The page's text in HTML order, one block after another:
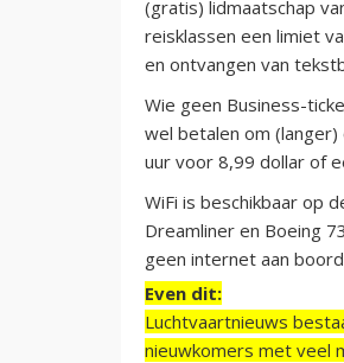
(gratis) lidmaatschap
reisklassen een limiet
en ontvangen van
Wie geen Business-
wel betalen om
uur voor 8,99 dollar of
WiFi is beschikbaar op
Dreamliner en Boeing
geen internet aan
Even dit:
Luchtvaartnieuws
nieuwkomers met veel